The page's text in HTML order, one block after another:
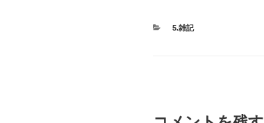
カ
5.雑記